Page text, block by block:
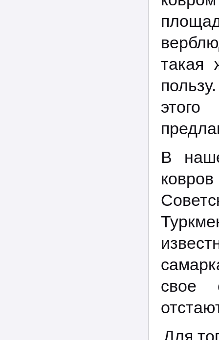
такая
В
свое
Для